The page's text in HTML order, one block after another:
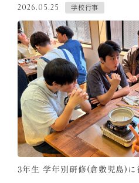
2026.05.25 学校行事
3年生 学年別研修(倉敷児島)に